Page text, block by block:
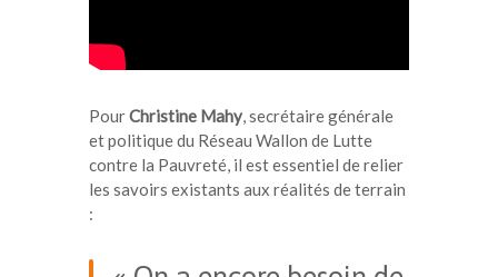
PourChristine Mahy, secrétaire générale
et politique du Réseau Wallon de Lutte
contre la Pauvreté, il est essentiel de relier
les savoirs existants aux réalités de terrain
: